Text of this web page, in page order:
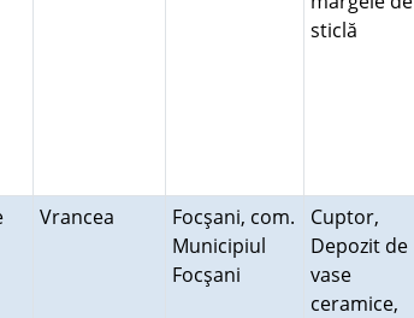
sticlă
Vrancea
Focşani, com.
Municipiul
Focşani
Cuptor,
Depozit de
vase
ceramice,